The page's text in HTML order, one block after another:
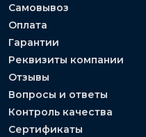
Самовывоз
Оплата
Гарантии
Реквизиты компании
Отзывы
Вопросы и ответы
Контроль качества
Сертификаты